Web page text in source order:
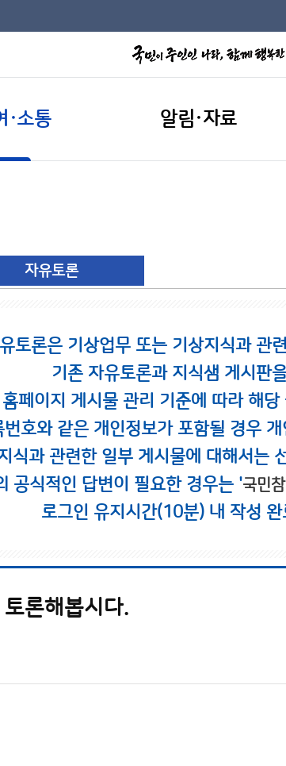
·소통 알림·자료
자유토론
토론은 기상업무 또는 기상지식과 관
기존 자유토론과 지식샘 게시판
페이지 게시물 관리 기준에 따라 해
호와 같은 개인정보가 포함될 경우
식과 관련한 일부 게시물에 대해서는
공식적인 답변이 필요한 경우는 '국민
로그인 유지시간(10분) 내 작성
토론해봅시다.